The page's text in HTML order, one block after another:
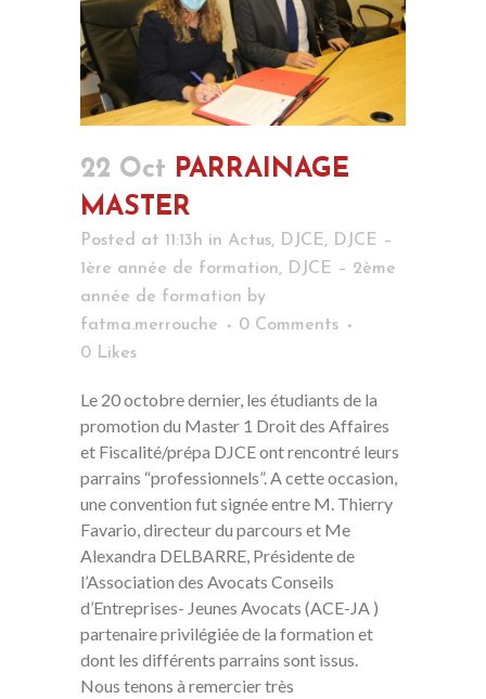
22 Oct PARRAINAGE
MASTER
Posted at 11:13h in Actus, DJCE, DJCE –
1ère année de formation, DJCE – 2ème
année de formation by
fatma.merrouche
0 Comments
0 Likes
Le 20 octobre dernier, les étudiants de la
promotion du Master 1 Droit des Affaires
et Fiscalité/prépa DJCE ont rencontré leurs
parrains “professionnels”. A cette occasion,
une convention fut signée entre M. Thierry
Favario, directeur du parcours et Me
Alexandra DELBARRE, Présidente de
l’Association des Avocats Conseils
d’Entreprises- Jeunes Avocats (ACE-JA )
partenaire privilégiée de la formation et
dont les différents parrains sont issus.
Nous tenons à remercier très